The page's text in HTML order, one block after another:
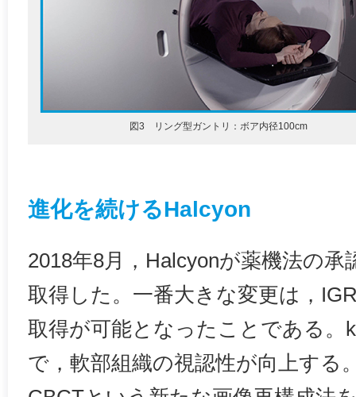
図3 リング型ガントリ：ボア内径100cm
進化を続けるHalcyon
2018年8月，Halcyonが薬機法の承
取得した。一番大きな変更は，
取得が可能となったことである。
で，軟部組織の視認性が向上する